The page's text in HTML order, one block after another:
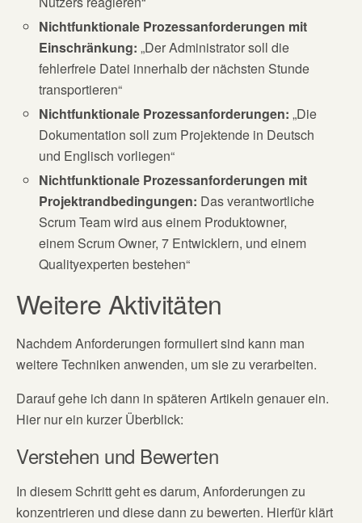
Nichtfunktionale Prozessanforderungen mit
Einschränkung:„Der Administrator soll die
fehlerfreie Datei innerhalb der nächsten Stunde
transportieren“
Nichtfunktionale Prozessanforderungen: „Die
Dokumentation soll zum Projektende in Deutsch
und Englisch vorliegen“
Nichtfunktionale Prozessanforderungen mit
Projektrandbedingungen: Das verantwortliche
Scrum Team wird aus einem Produktowner,
einem Scrum Owner, 7 Entwicklern, und einem
Qualityexperten bestehen“
Weitere Aktivitäten
Nachdem Anforderungen formuliert sind kann man
weitere Techniken anwenden, um sie zu verarbeiten.
Darauf gehe ich dann in späteren Artikeln genauer ein.
Hier nur ein kurzer Überblick:
Verstehen und Bewerten
In diesem Schritt geht es darum, Anforderungen zu
konzentrieren und diese dann zu bewerten. Hierfür klärt